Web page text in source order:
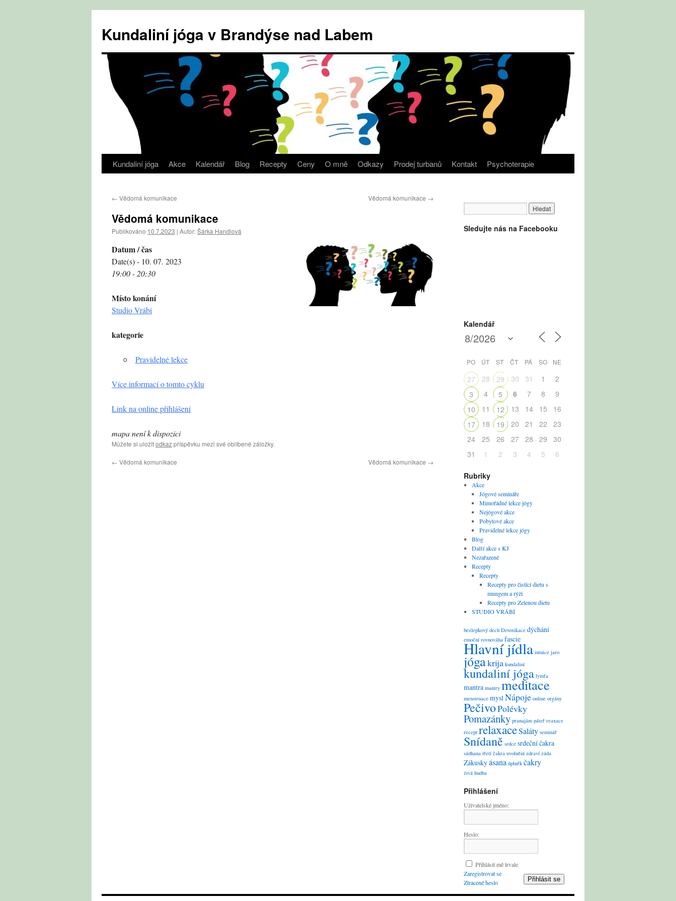
obsahu
webu
Kundaliní jóga v Brandýse nad Labem
Kundaliní jóga Akce Kalendář Blog Recepty Ceny O mně Odkazy Prodej turbanů Kontakt Psychoterapie
← Vědomá komunikace Vědomá komunikace →
Vědomá komunikace
Publikováno 10.7.2023 | Autor:Šárka Handlová
Datum / čas
Date(s) - 10. 07. 2023
19:00 - 20:30
Místo konání
Studio Vrábí
kategorie
Pravidelné lekce
Více informací o tomto cyklu
Link na online přihlášení
mapa není k dispozici
Můžete si uložitodkazpříspěvku mezi své oblíbené záložky.
← Vědomá komunikace Vědomá komunikace →
Sledujte nás na Facebooku
Kalendář
PO ÚT ST ČT PÁ SO NE
27 28 29 30 31 1
2
3
4 5 6 7 8
9
10
11 12 13 14 15
16
17
18 19 20 21 22
23
24
25 26 27 28 29
30
31
1 2 3 4 5 6
Rubriky
Akce
Jógové semináře
Mimořádné lekce jógy
Nejógové akce
Pobytové akce
Pravidelné lekce jógy
Blog
Další akce s KJ
Nezařazené
Recepty
Recepty
Recepty pro čistící dietu s
mungem a rýží
Recepty pro Zelenou dietu
STUDIO VRÁBÍ
bezlepkový dech Detoxikace dýchání
emoční rovnováha fascie
Hlavní jídla intuice jaro
jógakrija kundaliní
kundaliní jóga lymfa
mantra mantry meditace
menstruace myslNápoje online orgány
PečivoPolévky
Pomazánky pranajám páteř reaxace
recept relaxaceSaláty seminář
Snídaně srdce srdeční čakra
sádhana třetí čakra uvolnění zdraví záda
Zákuskyásana úplněk čakry
živá hudba
Přihlášení
Uživatelské jméno:
Heslo:
Přihlásit mě trvale
Přihlásit se
Zaregistrovat se
Ztracené heslo